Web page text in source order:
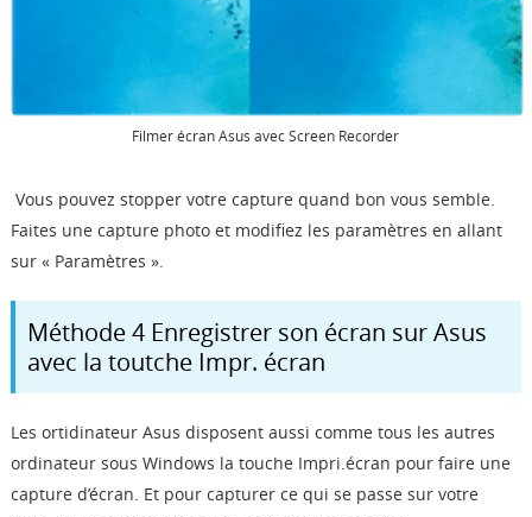
Filmer écran Asus avec Screen Recorder
Vous pouvez stopper votre capture quand bon vous semble.
Faites une capture photo et modifiez les paramètres en allant
sur « Paramètres ».
Méthode 4 Enregistrer son écran sur Asus
avec la toutche Impr. écran
Les ortidinateur Asus disposent aussi comme tous les autres
ordinateur sous Windows la touche Impri.écran pour faire une
capture d’écran. Et pour capturer ce qui se passe sur votre